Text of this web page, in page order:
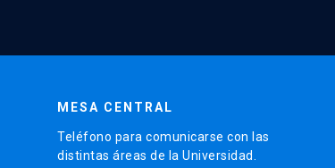
MESA CENTRAL
Teléfono para comunicarse con las
distintas áreas de la Universidad.